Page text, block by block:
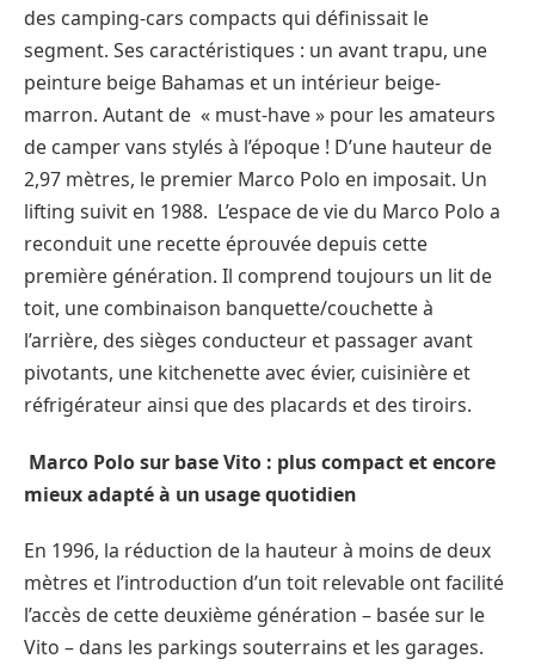
des camping-cars compacts qui définissait le
segment. Ses caractéristiques : un avant trapu, une
peinture beige Bahamas et un intérieur beige-
marron. Autant de « must-have » pour les amateurs
de camper vans stylés à l’époque ! D’une hauteur de
2,97 mètres, le premier Marco Polo en imposait. Un
lifting suivit en 1988. L’espace de vie du Marco Polo a
reconduit une recette éprouvée depuis cette
première génération. Il comprend toujours un lit de
toit, une combinaison banquette/couchette à
l’arrière, des sièges conducteur et passager avant
pivotants, une kitchenette avec évier, cuisinière et
réfrigérateur ainsi que des placards et des tiroirs.
Marco Polo sur base Vito : plus compact et encore
mieux adapté à un usage quotidien
En 1996, la réduction de la hauteur à moins de deux
mètres et l’introduction d’un toit relevable ont facilité
l’accès de cette deuxième génération – basée sur le
Vito – dans les parkings souterrains et les garages.